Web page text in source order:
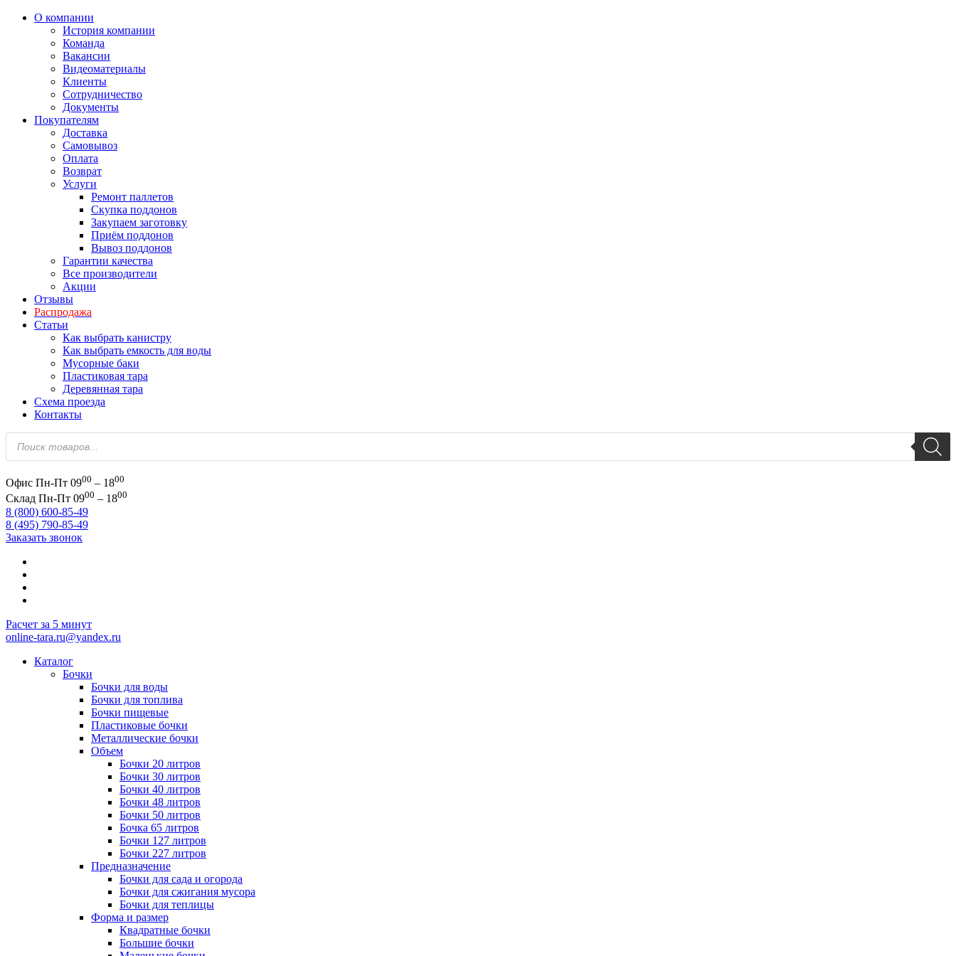
О компании
История компании
Команда
Вакансии
Видеоматериалы
Клиенты
Сотрудничество
Документы
Покупателям
Доставка
Самовывоз
Оплата
Возврат
Услуги
Ремонт паллетов
Скупка поддонов
Закупаем заготовку
Приём поддонов
Вывоз поддонов
Гарантии качества
Все производители
Акции
Отзывы
Распродажа
Статьи
Как выбрать канистру
Как выбрать емкость для воды
Мусорные баки
Пластиковая тара
Деревянная тара
Схема проезда
Контакты
Поиск
товаров
Офис Пн-Пт 0900 – 1800
Склад Пн-Пт 0900 – 1800
8 (800) 600-85-49
8 (495) 790-85-49
Заказать звонок
Расчет за 5 минут
online-tara.ru@yandex.ru
Каталог
Бочки
Бочки для воды
Бочки для топлива
Бочки пищевые
Пластиковые бочки
Металлические бочки
Объем
Бочки 20 литров
Бочки 30 литров
Бочки 40 литров
Бочки 48 литров
Бочки 50 литров
Бочка 65 литров
Бочки 127 литров
Бочки 227 литров
Предназначение
Бочки для сада и огорода
Бочки для сжигания мусора
Бочки для теплицы
Форма и размер
Квадратные бочки
Большие бочки